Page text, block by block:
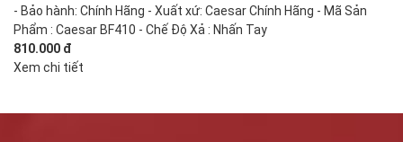
- Bảo hành: Chính Hãng - Xuất xứ: Caesar Chính Hãng - Mã Sản
Phẩm : Caesar BF410 - Chế Độ Xả : Nhấn Tay
810.000 đ
Xem chi tiết